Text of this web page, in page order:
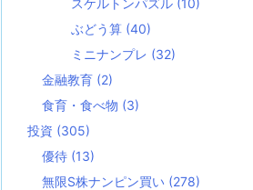
スケルトンパズル (10)
ぶどう算 (40)
ミニナンプレ (32)
金融教育 (2)
食育・食べ物 (3)
投資 (305)
優待 (13)
無限S株ナンピン買い (278)